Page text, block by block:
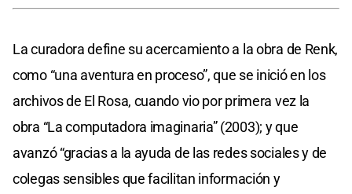
La curadora define su acercamiento a la obra de Renk,
como “una aventura en proceso”, que se inició en los
archivos de El Rosa, cuando vio por primera vez la
obra “La computadora imaginaria” (2003); y que
avanzó “gracias a la ayuda de las redes sociales y de
colegas sensibles que facilitan información y